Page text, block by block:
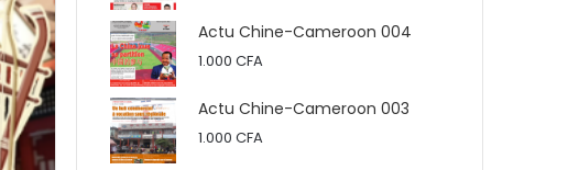
Actu Chine-Cameroon 004
1.000CFA
Actu Chine-Cameroon 003
1.000CFA